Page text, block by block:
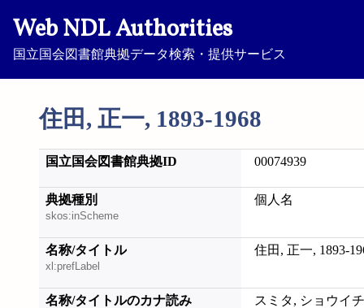
Web NDL Authorities
国立国会図書館典拠データ検索・提供サービス
住田, 正一, 1893-1968
国立国会図書館典拠ID 00074939
典拠種別
skos:inScheme
個人名
名称/タイトル
xl:prefLabel
住田, 正一, 1893-
名称/タイトルのカナ読み スミタ, ショウイ